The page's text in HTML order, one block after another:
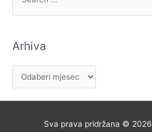
c
h
o
Arhiva
r
h
Sva prava pridržana © 2026